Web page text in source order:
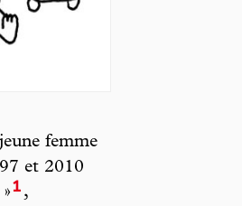
femme
et 2010
1 ,